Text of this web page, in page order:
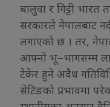
बालुवा र गिट्टी भारत
सरकारले नेपालबाट
लगाएको छ । तर,
आफ्नो भू–भागसम्म
टेकेर हुने अवैध
सेटिङको प्रभावमा